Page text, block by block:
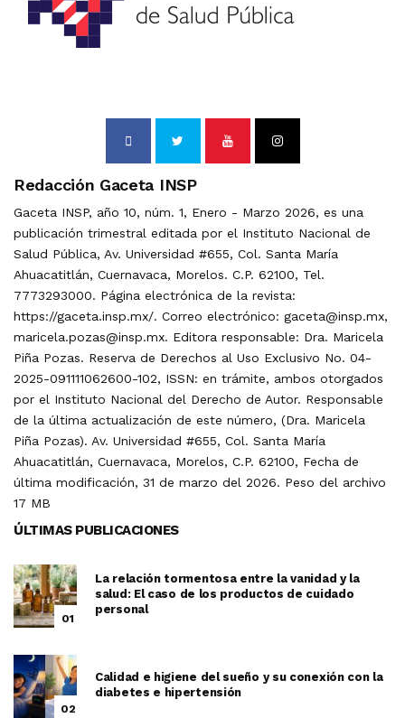
Redacción Gaceta INSP
Gaceta INSP, año 10, núm. 1, Enero - Marzo 2026, es una
publicación trimestral editada por el Instituto Nacional de
Salud Pública, Av. Universidad #655, Col. Santa María
Ahuacatitlán, Cuernavaca, Morelos. C.P. 62100, Tel.
7773293000. Página electrónica de la revista:
https://gaceta.insp.mx/. Correo electrónico: gaceta@insp.mx,
maricela.pozas@insp.mx. Editora responsable: Dra. Maricela
Piña Pozas. Reserva de Derechos al Uso Exclusivo No. 04-
2025-091111062600-102, ISSN: en trámite, ambos otorgados
por el Instituto Nacional del Derecho de Autor. Responsable
de la última actualización de este número, (Dra. Maricela
Piña Pozas). Av. Universidad #655, Col. Santa María
Ahuacatitlán, Cuernavaca, Morelos, C.P. 62100, Fecha de
última modificación, 31 de marzo del 2026. Peso del archivo
17 MB
ÚLTIMAS PUBLICACIONES
01
La relación tormentosa entre la vanidad y la
salud: El caso de los productos de cuidado
personal
02
Calidad e higiene del sueño y su conexión con la
diabetes e hipertensión